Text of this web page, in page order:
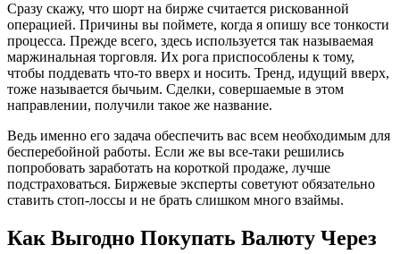
Сразу скажу, что шорт на бирже считается рискованной
операцией. Причины вы поймете, когда я опишу все тонкости
процесса. Прежде всего, здесь используется так называемая
маржинальная торговля. Их рога приспособлены к тому,
чтобы поддевать что-то вверх и носить. Тренд, идущий вверх,
тоже называется бычьим. Сделки, совершаемые в этом
направлении, получили такое же название.
Ведь именно его задача обеспечить вас всем необходимым для
бесперебойной работы. Если же вы все-таки решились
попробовать заработать на короткой продаже, лучше
подстраховаться. Биржевые эксперты советуют обязательно
ставить стоп-лоссы и не брать слишком много взаймы.
Как Выгодно Покупать Валюту Через